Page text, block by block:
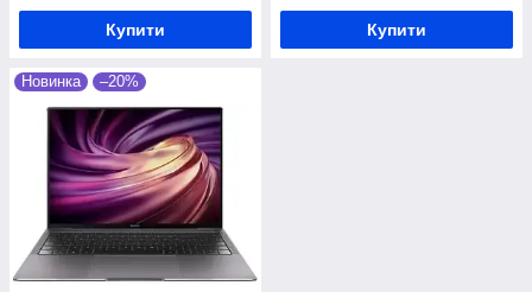
Купити Купити
Новинка –20%